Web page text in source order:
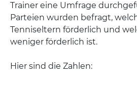
Trainer eine Umfrage
Parteien wurden befragt,
Tenniseltern förderlich und
weniger förderlich ist.
Hier sind die Zahlen: